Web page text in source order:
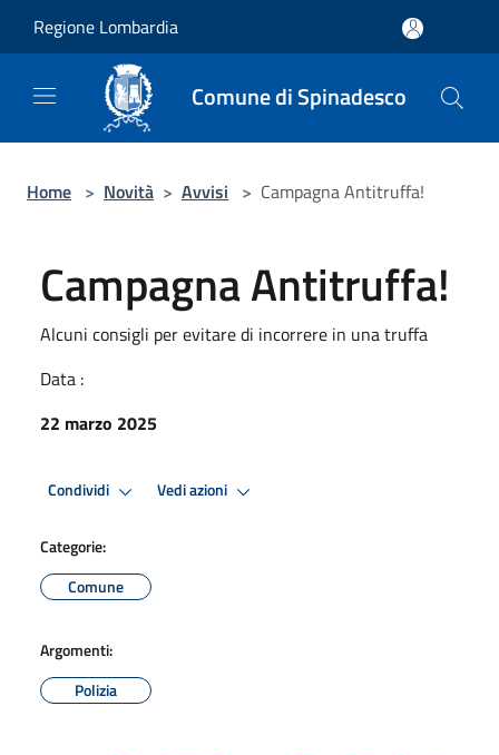
Regione Lombardia
Comune di Spinadesco
Home > Novità > Avvisi > Campagna Antitruffa!
Campagna Antitruffa!
Alcuni consigli per evitare di incorrere in una truffa
Data :
22 marzo 2025
Condividi Vedi azioni
Categorie:
Comune
Argomenti:
Polizia